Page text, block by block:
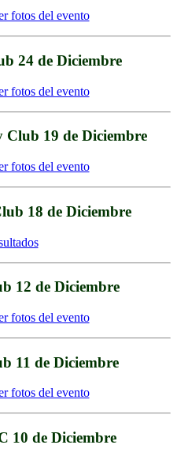
fotos del evento
24 de Diciembre
fotos del evento
19 de Diciembre
fotos del evento
18 de Diciembre
12 de Diciembre
fotos del evento
11 de Diciembre
fotos del evento
10 de Diciembre